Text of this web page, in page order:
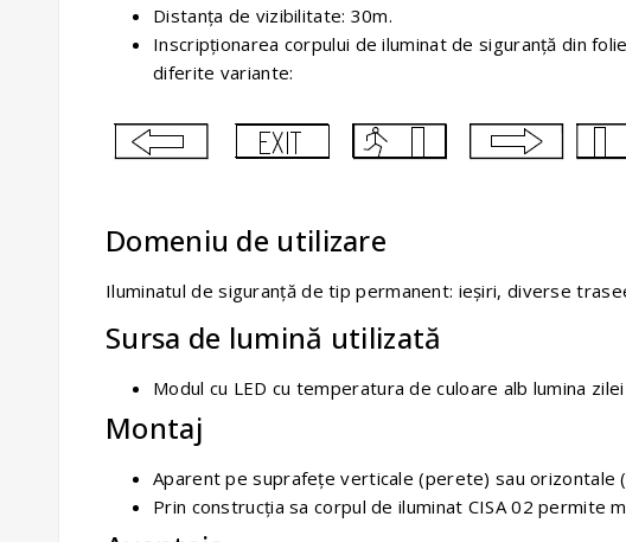
Distanța de vizibilitate: 30m.
Inscripţionarea corpului de iluminat de siguranţă din
diferite variante:
Domeniu de utilizare
Iluminatul de siguranţă de tip permanent: ieşiri, diverse
Sursa de lumină utilizată
Modul cu LED cu temperatura de culoare alb lumina
Montaj
Aparent pe suprafeţe verticale (perete) sau orizontale
Prin construcţia sa corpul de iluminat CISA 02 permite